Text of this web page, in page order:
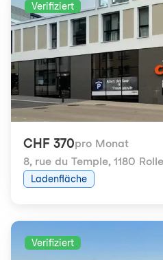
Verifiziert
CHF 370pro Monat
8, rue du Temple, 1180 Rolle
Ladenfläche
Verifiziert